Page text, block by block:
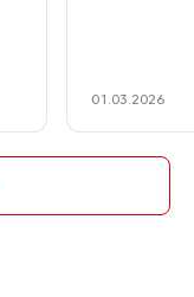
01.03.2026